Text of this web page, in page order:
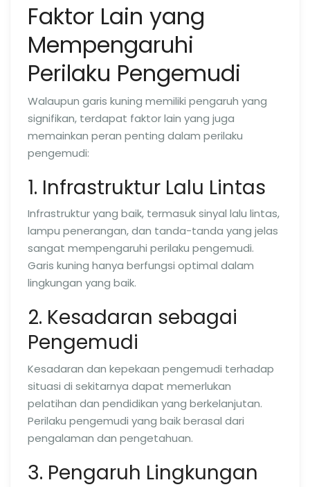
Faktor Lain yang
Mempengaruhi
Perilaku Pengemudi
Walaupun garis kuning memiliki pengaruh yang
signifikan, terdapat faktor lain yang juga
memainkan peran penting dalam perilaku
pengemudi:
1. Infrastruktur Lalu Lintas
Infrastruktur yang baik, termasuk sinyal lalu lintas,
lampu penerangan, dan tanda-tanda yang jelas
sangat mempengaruhi perilaku pengemudi.
Garis kuning hanya berfungsi optimal dalam
lingkungan yang baik.
2. Kesadaran sebagai
Pengemudi
Kesadaran dan kepekaan pengemudi terhadap
situasi di sekitarnya dapat memerlukan
pelatihan dan pendidikan yang berkelanjutan.
Perilaku pengemudi yang baik berasal dari
pengalaman dan pengetahuan.
3. Pengaruh Lingkungan